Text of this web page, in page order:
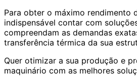
Para obter o máximo rendimento
indispensável contar com
compreendam as demandas
transferência térmica da sua
Quer otimizar a sua produção e
maquinário com as melhores